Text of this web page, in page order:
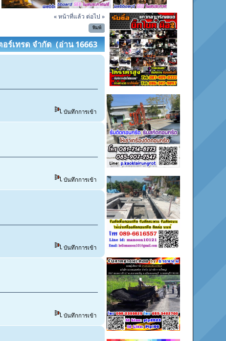
« หน้าที่แล้ว ต่อไป »
พิมพ์
ร์เทรด จำกัด (อ่าน 16663
บันทึกการเข้า
บันทึกการเข้า
บันทึกการเข้า
บันทึกการเข้า